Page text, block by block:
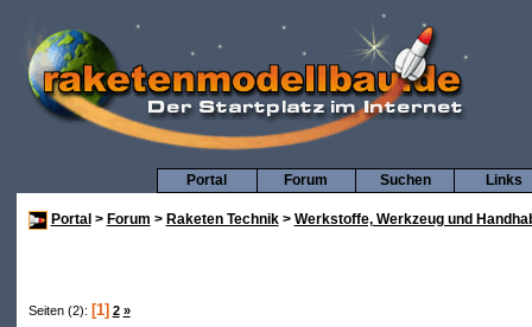
Links
Suchen
Forum
Portal
Portal > Forum > Raketen Technik> Werkstoffe, Werkzeug und
Seiten (2): [1] 2 »